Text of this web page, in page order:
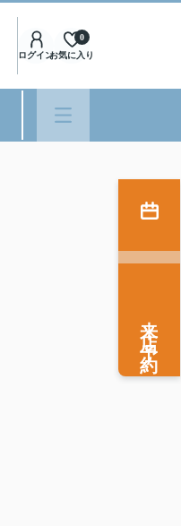
ログインお気に入り
0
来店予約